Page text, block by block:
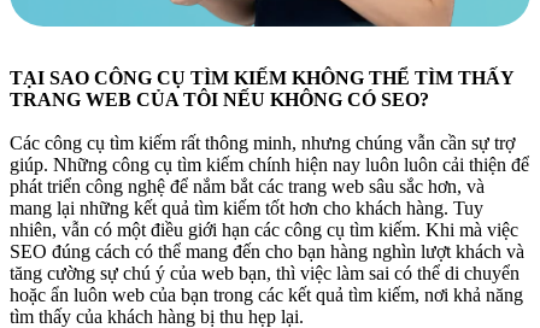
TẠI SAO CÔNG CỤ TÌM KIẾM KHÔNG THỂ TÌM THẤY
TRANG WEB CỦA TÔI NẾU KHÔNG CÓ SEO?
Các công cụ tìm kiếm rất thông minh, nhưng chúng vẫn cần sự trợ
giúp. Những công cụ tìm kiếm chính hiện nay luôn luôn cải thiện để
phát triển công nghệ để nắm bắt các trang web sâu sắc hơn, và
mang lại những kết quả tìm kiếm tốt hơn cho khách hàng. Tuy
nhiên, vẫn có một điều giới hạn các công cụ tìm kiếm. Khi mà việc
SEO đúng cách có thể mang đến cho bạn hàng nghìn lượt khách và
tăng cường sự chú ý của web bạn, thì việc làm sai có thể di chuyển
hoặc ẩn luôn web của bạn trong các kết quả tìm kiếm, nơi khả năng
tìm thấy của khách hàng bị thu hẹp lại.